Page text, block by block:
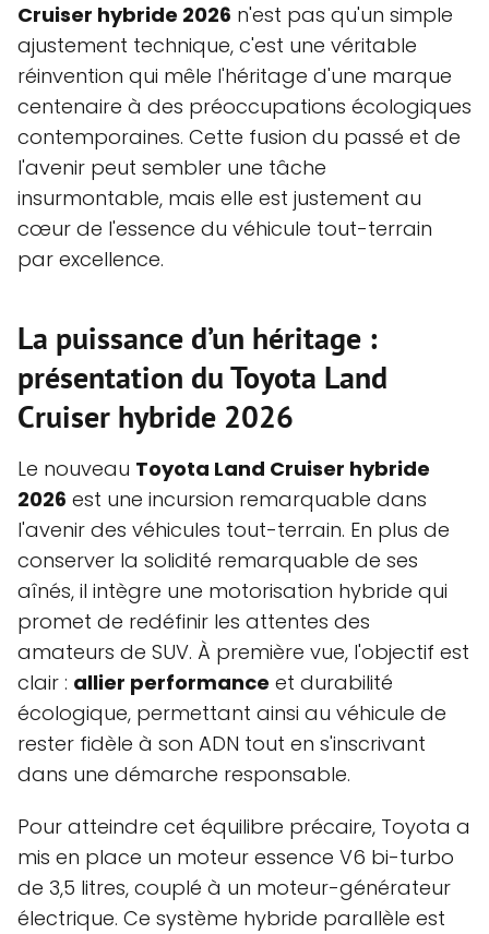
Cruiser hybride 2026 n'est pas qu'un simple
ajustement technique, c'est une véritable
réinvention qui mêle l'héritage d'une marque
centenaire à des préoccupations écologiques
contemporaines. Cette fusion du passé et de
l'avenir peut sembler une tâche
insurmontable, mais elle est justement au
cœur de l'essence du véhicule tout-terrain
par excellence.
La puissance d’un héritage :
présentation du Toyota Land
Cruiser hybride 2026
Le nouveau Toyota Land Cruiser hybride
2026 est une incursion remarquable dans
l'avenir des véhicules tout-terrain. En plus de
conserver la solidité remarquable de ses
aînés, il intègre une motorisation hybride qui
promet de redéfinir les attentes des
amateurs de SUV. À première vue, l'objectif est
clair : allier performance et durabilité
écologique, permettant ainsi au véhicule de
rester fidèle à son ADN tout en s'inscrivant
dans une démarche responsable.
Pour atteindre cet équilibre précaire, Toyota a
mis en place un moteur essence V6 bi-turbo
de 3,5 litres, couplé à un moteur-générateur
électrique. Ce système hybride parallèle est